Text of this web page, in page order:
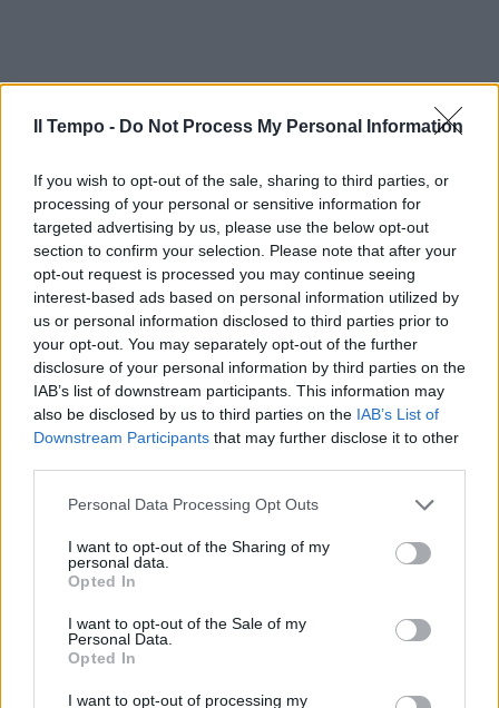
Il Tempo - Do Not Process My Personal Information
If you wish to opt-out of the sale, sharing to third parties, or
processing of your personal or sensitive information for
targeted advertising by us, please use the below opt-out
section to confirm your selection. Please note that after your
opt-out request is processed you may continue seeing
interest-based ads based on personal information utilized by
us or personal information disclosed to third parties prior to
your opt-out. You may separately opt-out of the further
disclosure of your personal information by third parties on the
IAB’s list of downstream participants. This information may
also be disclosed by us to third parties on the IAB’s List of
Downstream Participants that may further disclose it to other
Personal Data Processing Opt Outs
I want to opt-out of the Sharing of my
personal data.
Opted In
I want to opt-out of the Sale of my
Personal Data.
Opted In
I want to opt-out of processing my